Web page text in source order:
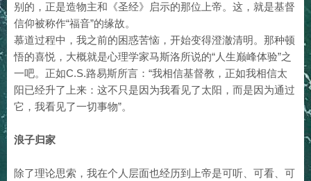
别的，正是造物主和《圣经》启示的那位上帝。这，就是基督
信仰被称作“福音”的缘故。
慕道过程中，我之前的困惑苦恼，开始变得澄澈清明。那种顿
悟的喜悦，大概就是心理学家马斯洛所说的“人生巅峰体验”之
一吧。正如C.S.路易斯所言：“我相信基督教，正如我相信太
阳已经升了上来：这不只是因为我看见了太阳，而是因为通过
它，我看见了一切事物”。
浪子归家
除了理论思索，我在个人层面也经历到上帝是可听、可看、可